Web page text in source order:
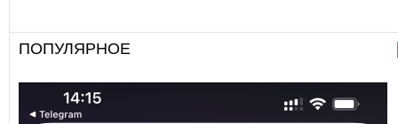
ПОПУЛЯРНОЕ